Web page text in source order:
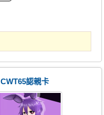
CWT65認親卡